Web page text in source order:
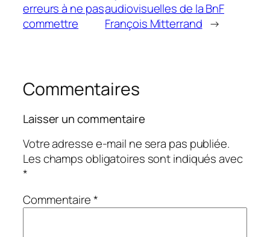
erreurs à ne pas
commettre
audiovisuelles de la BnF
François Mitterrand →
Commentaires
Laisser un commentaire
Votre adresse e-mail ne sera pas publiée.
Les champs obligatoires sont indiqués avec
*
Commentaire*